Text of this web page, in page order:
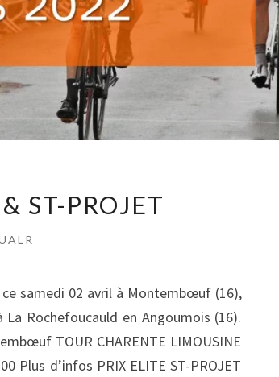
ST-PROJET
samedi 02 avril à Montembœuf (16),
Rochefoucauld en Angoumois (16).
TOUR CHARENTE LIMOUSINE
Plus d’infos PRIX ELITE ST-PROJET